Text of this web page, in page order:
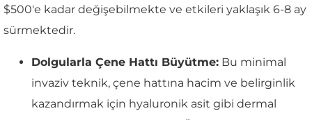
$500'e kadar değişebilmekte ve etkileri yaklaşık 6-8 ay
sürmektedir.
Dolgularla Çene Hattı Büyütme: Bu minimal
invaziv teknik, çene hattına hacim ve belirginlik
kazandırmak için hyaluronik asit gibi dermal